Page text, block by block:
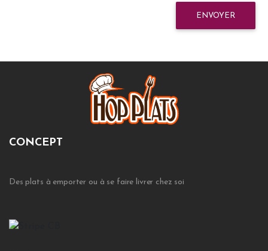
ENVOYER
CONCEPT
Des plats à emporter ou à se faire livrer chez soi